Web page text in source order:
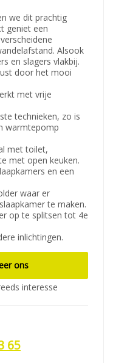
we dit prachtig
geniet een
Alsook
en slagers vlakbij.
door het mooi
met vrije
technieken, zo is
warmtepomp
met toilet,
met open keuken.
en een
waar er
te maken.
op te splitsen tot 4e
inlichtingen.
ons
interesse
65